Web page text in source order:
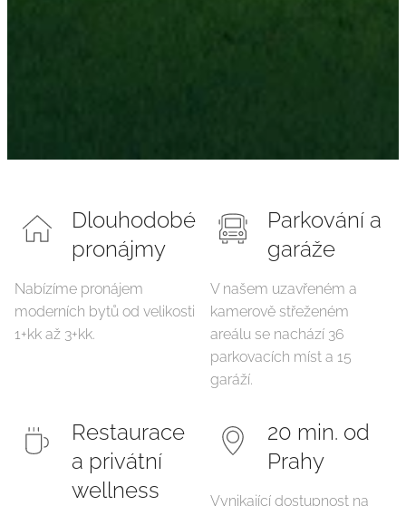
Dlouhodobé
pronájmy
Nabízíme pronájem
moderních bytů od velikosti
1+kk až 3+kk.
Parkování a
garáže
V našem uzavřeném a
kamerově střeženém
areálu se nachází 36
parkovacích míst a 15
garáží.
Restaurace
a privátní
wellness
20 min. od
Prahy
Vynikající dostupnost na